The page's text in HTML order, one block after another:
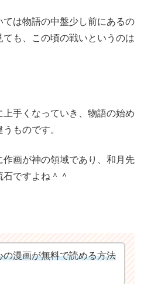
ては物語の中盤少し前にあるの
も、この頃の戦いというのは
手くなっていき、物語の始め
ものです。
作画が神の領域であり、和月先
ですよね＾＾
の漫画が無料で読める方法